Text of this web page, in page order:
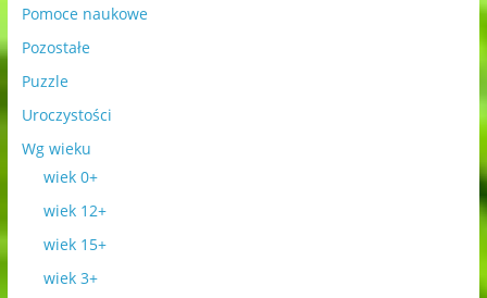
Pomoce naukowe
Pozostałe
Puzzle
Uroczystości
Wg wieku
wiek 0+
wiek 12+
wiek 15+
wiek 3+